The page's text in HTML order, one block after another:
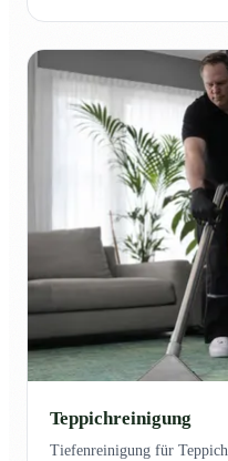
Teppichreinigung
Tiefenreinigung für